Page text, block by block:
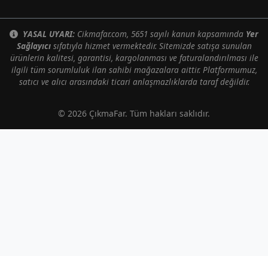
YASAL UYARI: Cikmafar.com, 5651 sayılı kanun kapsamında Yer
Sağlayıcısıfatıyla hizmet vermektedir. Sitemizde satışa sunulan
ürünlerin kalitesi, garantisi, kargolanması ve faturalandırılması ile
ilgili tüm sorumluluk ilan sahibi mağazalara aittir. Platformumuz,
satıcı ve alıcı arasındaki ticari anlaşmazlıklarda taraf değildir.
© 2026 ÇıkmaFar. Tüm hakları saklıdır.